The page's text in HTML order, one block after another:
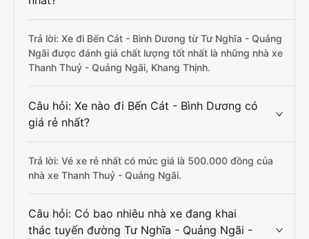
Trả lời: Xe đi Bến Cát - Bình Dương từ Tư Nghĩa - Quảng
Ngãi được đánh giá chất lượng tốt nhất là những nhà xe
Thanh Thuỷ - Quảng Ngãi, Khang Thịnh.
Câu hỏi: Xe nào đi Bến Cát - Bình Dương có
giá rẻ nhất?
Trả lời: Vé xe rẻ nhất có mức giá là 500.000 đồng của
nhà xe Thanh Thuỷ - Quảng Ngãi.
Câu hỏi: Có bao nhiêu nhà xe đang khai
thác tuyến đường Tư Nghĩa - Quảng Ngãi -